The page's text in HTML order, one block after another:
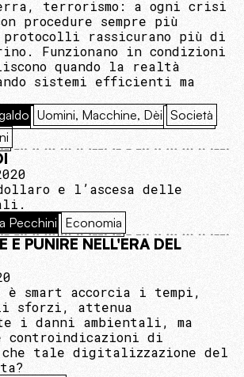
terrorismo: a ogni crisi
procedure sempre più
rassicurano più di
Funzionano in condizioni
quando la realtà
sistemi efficienti ma
Uomini, Macchine, Dèi Società
e l’ascesa delle
Pecchini Economia
E PUNIRE NELL'ERA DEL
è smart accorcia i tempi,
sforzi, attenua
i danni ambientali, ma
controindicazioni di
che tale digitalizzazione del